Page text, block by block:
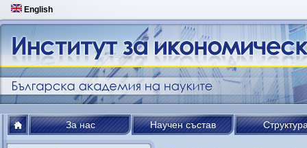
English
За нас Научен състав